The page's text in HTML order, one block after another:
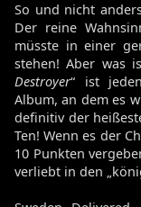
So und nicht
Der reine
müsste in einer
stehen! Aber was
Destroyer“ ist
Album, an dem es
definitiv der
Ten! Wenn es der
10 Punkten
verliebt in den